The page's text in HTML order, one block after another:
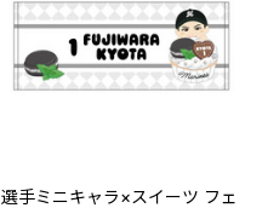
選手ミニキャラ×スイーツ フェ